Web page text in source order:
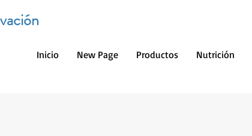
Inicio New Page Productos Nutrición